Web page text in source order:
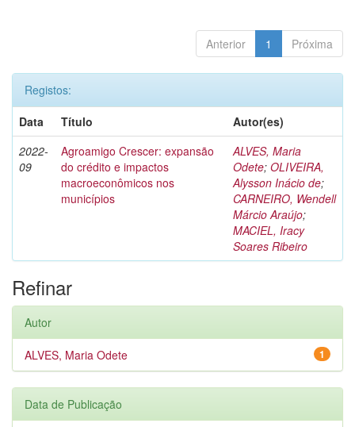
Anterior 1 Próxima
Registos:
Data
Título
Autor(es)
2022-
09
Agroamigo Crescer: expansão
do crédito e impactos
macroeconômicos nos
municípios
ALVES, Maria
Odete; OLIVEIRA,
Alysson Inácio de;
CARNEIRO, Wendell
Márcio Araújo;
MACIEL, Iracy
Soares Ribeiro
Refinar
Autor
1
ALVES, Maria Odete
Data de Publicação